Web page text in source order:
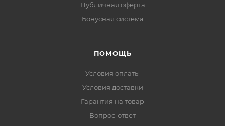
Публичная оферта
Бонусная система
ПОМОЩЬ
Условия оплаты
Условия доставки
Гарантия на товар
Вопрос-ответ